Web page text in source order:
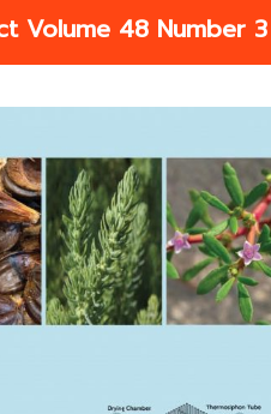
Volume 48 Number 3